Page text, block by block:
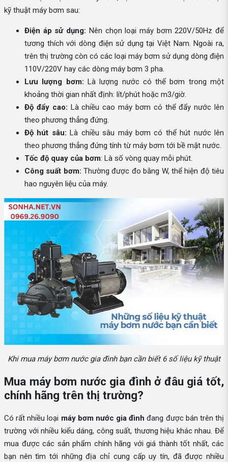
kỹ thuật máy bơm sau:
Điện áp sử dụng: Nên chọn loại máy bơm 220V/50Hz để
tương thích với dòng điện sử dụng tại Việt Nam. Ngoài ra,
trên thị trường còn có các loại máy bơm sử dụng dòng điện
110V/220V hay các dòng máy bơm 3 pha.
Lưu lượng bơm: Là lượng nước có thể bơm trong một
khoảng thời gian nhất định: lít/phút hoặc m3/giờ.
Độ đẩy cao: Là chiều cao máy bơm có thể đẩy nước lên
theo phương thẳng đứng.
Độ hút sâu: Là chiều sâu máy bơm có thể hút nước lên
theo phương thẳng đứng tính từ máy bơm tới bề mặt nước.
Tốc độ quay của bơm: Là số vòng quay mỗi phút.
Công suất bơm: Thường được đo bằng W, thể hiện độ tiêu
hao nguyên liệu của máy.
Khi mua máy bơm nước gia đình bạn cần biết 6 số liệu kỹ thuật
Mua máy bơm nước gia đình ở đâu giá tốt,
chính hãng trên thị trường?
Có rất nhiều loại máy bơm nước gia đình đang được bán trên thị
trường với nhiều kiểu dáng, công suất, thương hiệu khác nhau. Để
mua được các sản phẩm chính hãng với giá thành tốt nhất, các
bạn nên tìm tới những địa chỉ cung cấp uy tín, đã được nhiều